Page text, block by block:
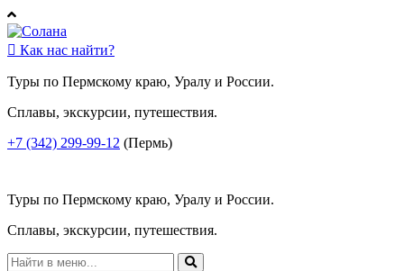
 Как нас найти?
Туры по Пермскому краю, Уралу и России.
Сплавы, экскурсии, путешествия.
+7 (342) 299-99-12 (Пермь)
Туры по Пермскому краю, Уралу и России.
Сплавы, экскурсии, путешествия.